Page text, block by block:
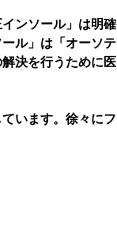
ンソール」は明確
ル」は「オーソテ
決を行うために医
います。徐々にフ